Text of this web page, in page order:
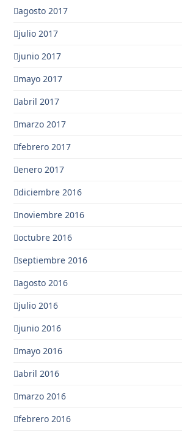
agosto 2017
julio 2017
junio 2017
mayo 2017
abril 2017
marzo 2017
febrero 2017
enero 2017
diciembre 2016
noviembre 2016
octubre 2016
septiembre 2016
agosto 2016
julio 2016
junio 2016
mayo 2016
abril 2016
marzo 2016
febrero 2016